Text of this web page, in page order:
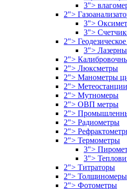
3">
2">
3">
3">
2">
3">
2">
2"> Люксметры
2"> Манометры
2"> Метеостанции
2"> Мутномеры
2"> ОВП метры
2">
2"> Радиометры
2">
2"> Термометры
3">
3">
2"> Титраторы
2"> Толщиномеры
2"> Фотометры